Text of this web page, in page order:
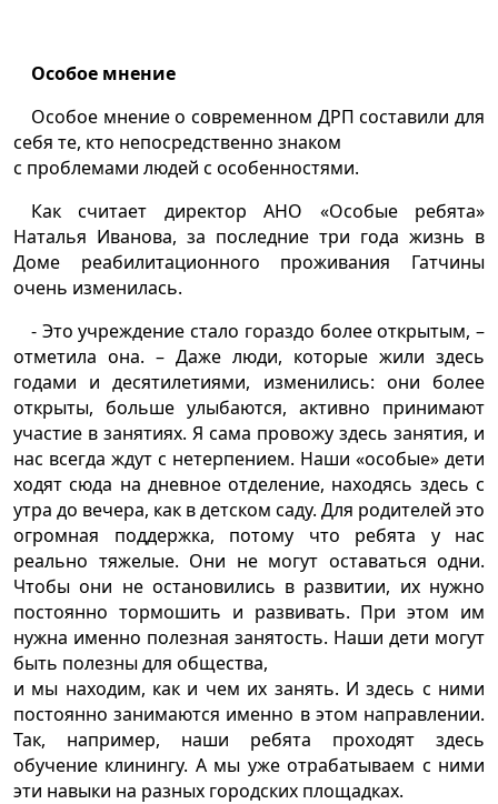
Особое мнение
Особое мнение о современном ДРП составили для
себя те, кто непосредственно знаком
с проблемами людей с особенностями.
Как считает директор АНО «Особые ребята»
Наталья Иванова, за последние три года жизнь в
Доме реабилитационного проживания Гатчины
очень изменилась.
- Это учреждение стало гораздо более открытым, –
отметила она. – Даже люди, которые жили здесь
годами и десятилетиями, изменились: они более
открыты, больше улыбаются, активно принимают
участие в занятиях. Я сама провожу здесь занятия, и
нас всегда ждут с нетерпением. Наши «особые» дети
ходят сюда на дневное отделение, находясь здесь с
утра до вечера, как в детском саду. Для родителей это
огромная поддержка, потому что ребята у нас
реально тяжелые. Они не могут оставаться одни.
Чтобы они не остановились в развитии, их нужно
постоянно тормошить и развивать. При этом им
нужна именно полезная занятость. Наши дети могут
быть полезны для общества,
и мы находим, как и чем их занять. И здесь с ними
постоянно занимаются именно в этом направлении.
Так, например, наши ребята проходят здесь
обучение клинингу. А мы уже отрабатываем с ними
эти навыки на разных городских площадках.